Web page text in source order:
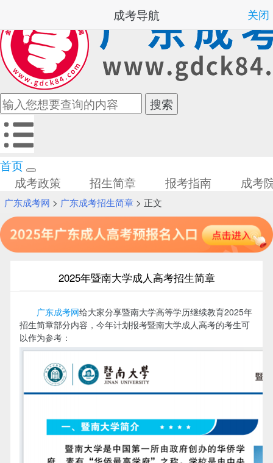
首页
成考政策
招生简章 报考指南 成考
广东成考网 > 广东成考招生简章> 正文
2025年暨南大学成人高考招生简章
广东成考网给大家分享暨南大学高等学历继续教育2025年
招生简章部分内容，今年计划报考暨南大学成人高考的考生可
以作为参考：
成考导航 关闭